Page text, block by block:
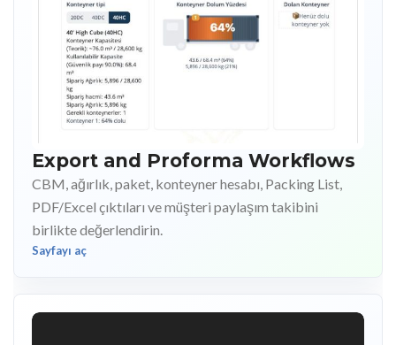
Export and Proforma Workflows
CBM, ağırlık, paket, konteyner hesabı, Packing List,
PDF/Excel çıktıları ve müşteri paylaşım takibini
birlikte değerlendirin.
Sayfayı aç